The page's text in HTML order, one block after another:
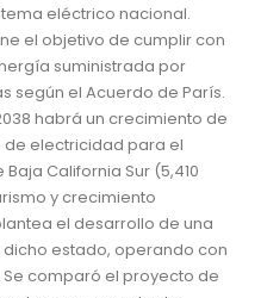
eléctrico nacional.
el objetivo de cumplir con
suministrada por
según el Acuerdo de París.
habrá un crecimiento de
de electricidad para el
California Sur (5,410
y crecimiento
el desarrollo de una
estado, operando con
Se comparó el proyecto de